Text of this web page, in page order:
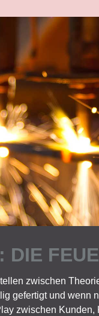
DIE
zwischen
gefertigt und wenn
zwischen